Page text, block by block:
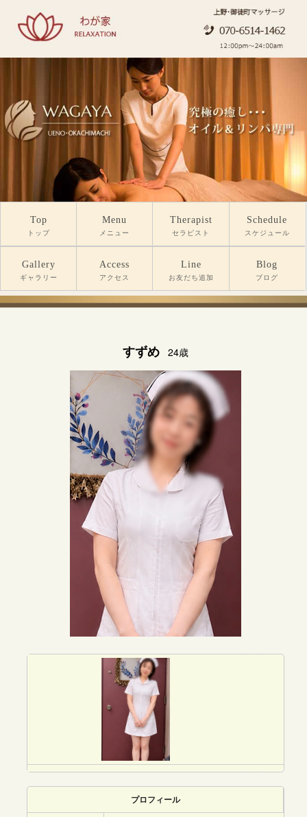
Top
トップ
Menu
メニュー
Therapist
セラピスト
Schedule
スケジュール
Gallery
ギャラリー
Access
アクセス
Line
お友だち追加
Blog
ブログ
すずめ 24歳
プロフィール